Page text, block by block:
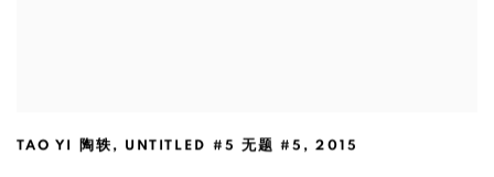
TAO YI 陶轶 , UNTITLED #5 无题 #5 ,2015